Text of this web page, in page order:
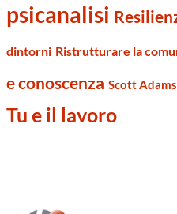
psicanalisi
dintorni Ristrutturare la
e conoscenza Scott Adams
Tu e il lavoro